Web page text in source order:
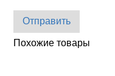
Отправить
Похожие товары